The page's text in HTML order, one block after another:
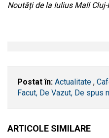
Noutăți de la Iulius Mall
Postat în: Actualitate ,
Facut, De Vazut, De spus
ARTICOLE SIMILARE